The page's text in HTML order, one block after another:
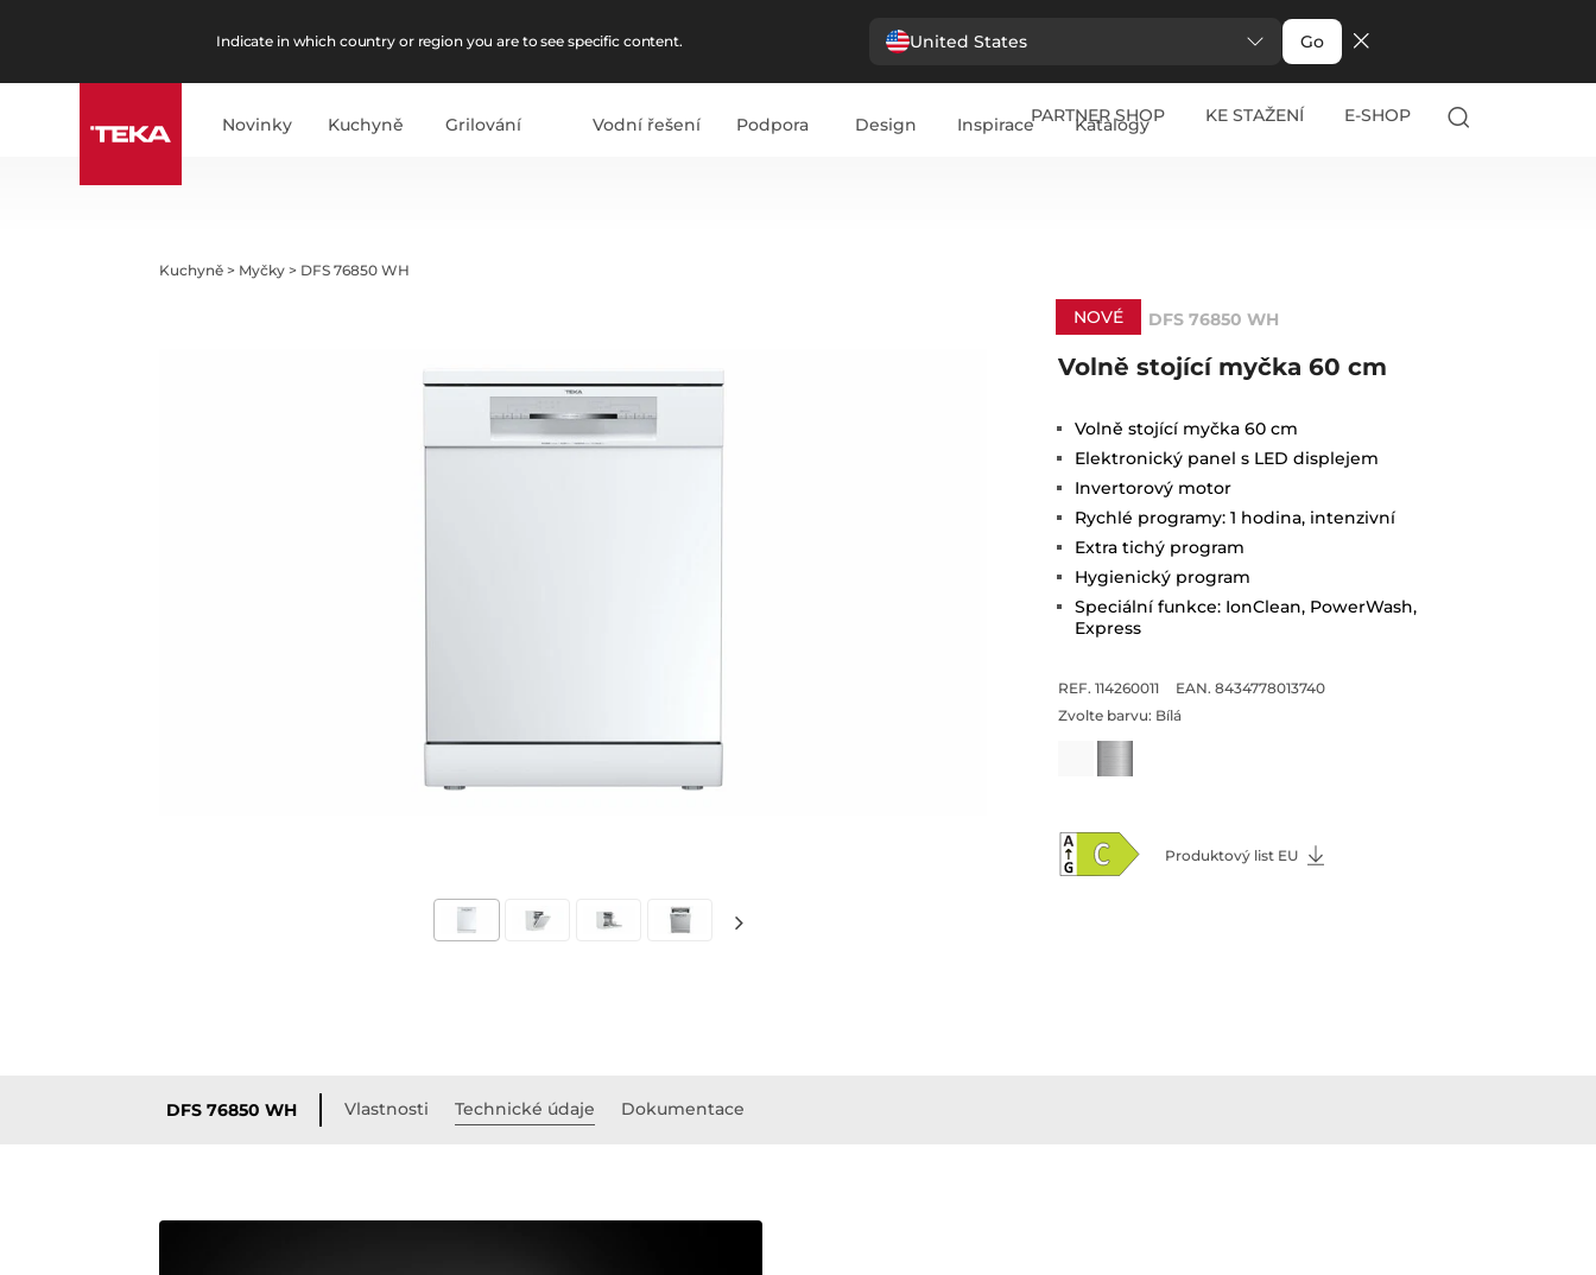
Indicate in which country or region you are to see specific content. United States Go
Novinky Kuchyně Grilování Vodní řešení Podpora Design Inspirace Katalogy
PARTNER SHOP KE STAŽENÍ E-SHOP
Kuchyně > Myčky > DFS 76850 WH
NOVÉ DFS 76850 WH
Volně stojící myčka 60 cm
Volně stojící myčka 60 cm
Elektronický panel s LED displejem
Invertorový motor
Rychlé programy: 1 hodina, intenzivní
Extra tichý program
Hygienický program
Speciální funkce: IonClean, PowerWash,
Express
REF. 114260011
EAN. 8434778013740
Zvolte barvu: Bílá
Produktový list EU
DFS 76850 WH Vlastnosti Technické údaje Dokumentace